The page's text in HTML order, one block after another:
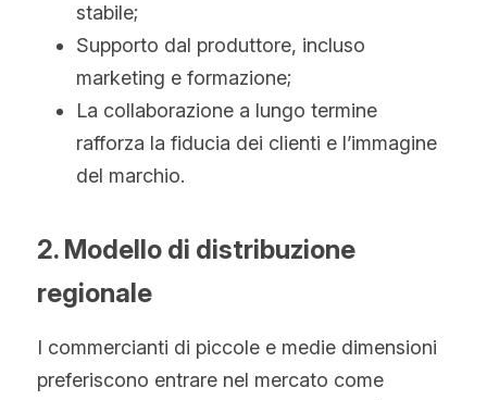
stabile;
Supporto dal produttore, incluso
marketing e formazione;
La collaborazione a lungo termine
rafforza la fiducia dei clienti e l’immagine
del marchio.
2. Modello di distribuzione
regionale
I commercianti di piccole e medie dimensioni
preferiscono entrare nel mercato come